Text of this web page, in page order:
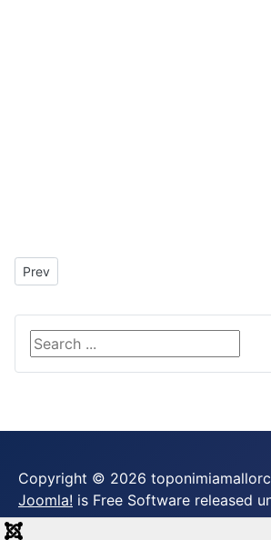
Previous article: Ermita de Sant Onofre
Prev
Search ...
Copyright © 2026
Joomla! is Free Software released